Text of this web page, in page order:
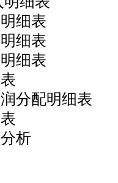
表
表
表
配明细表
析